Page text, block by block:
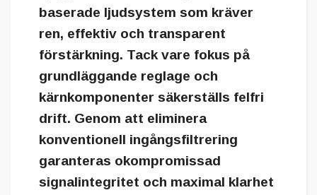
baserade ljudsystem som kräver
ren, effektiv och transparent
förstärkning. Tack vare fokus på
grundläggande reglage och
kärnkomponenter säkerställs felfri
drift. Genom att eliminera
konventionell ingångsfiltrering
garanteras okompromissad
signalintegritet och maximal klarhet